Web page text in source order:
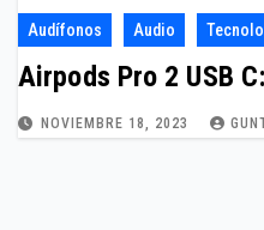
Audífonos Audio
Airpods Pro 2 USB
NOVIEMBRE 18, 2023